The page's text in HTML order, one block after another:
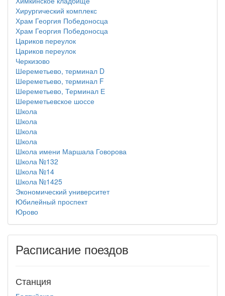
Хирургический комплекс
Храм Георгия Победоносца
Храм Георгия Победоносца
Цариков переулок
Цариков переулок
Черкизово
Шереметьево, терминал D
Шереметьево, терминал F
Шереметьево, Терминал Е
Шереметьевское шоссе
Школа
Школа
Школа
Школа
Школа имени Маршала Говорова
Школа №132
Школа №14
Школа №1425
Экономический университет
Юбилейный проспект
Юрово
Расписание поездов
Станция